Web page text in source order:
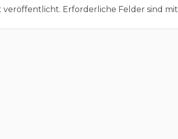
veröffentlicht. Erforderliche Felder sind mit